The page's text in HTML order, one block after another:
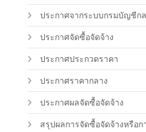
ประกาศจากระบบกรมบัญชีก
ประกาศจัดซื้อจัดจ้าง
ประกาศประกวดราคา
ประกาศราคากลาง
ประกาศผลจัดซื้อจัดจ้าง
สรุปผลการจัดซื้อจัดจ้างหรือก